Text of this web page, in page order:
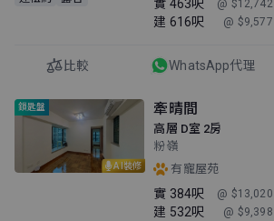
實 463呎 @ $12,742
建 616呎 @ $9,577
比較 WhatsApp代理
AI裝修
鎖匙盤 牽晴間
高層 D室 2房
粉嶺
有寵屋苑
實 384呎 @ $13,020
建 532呎 @ $9,398